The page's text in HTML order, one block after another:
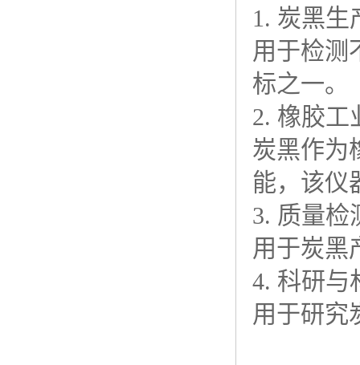
1. 炭黑生
用于检测
标之一。
2. 橡胶工
炭黑作为
能，该仪
3. 质量检
用于炭黑
4. 科研与
用于研究